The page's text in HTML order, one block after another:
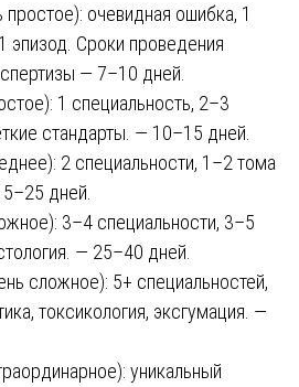
очевидная ошибка, 1
эпизод. Сроки проведения
— 7–10 дней.
1 специальность, 2–3
стандарты. — 10–15 дней.
2 специальности, 1–2 тома
дней.
3–4 специальности, 3–5
— 25–40 дней.
сложное): 5+ специальностей,
токсикология, эксгумация. —
уникальный